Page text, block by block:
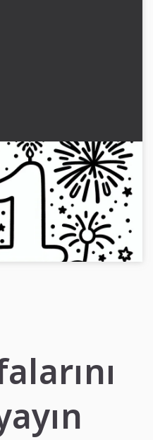
numaralı sayı ve havai
boyama sayfası
ve havai fişekli boyama
indirin veya çevrimiçi